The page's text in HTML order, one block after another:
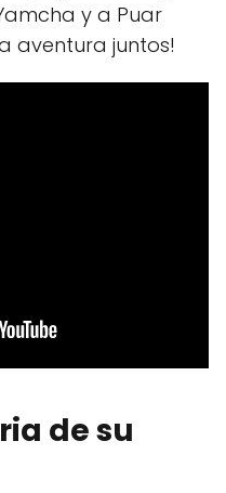
y a Puar
aventura juntos!
de su